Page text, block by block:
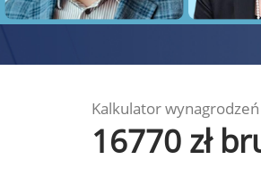
Kalkulator
16770 zł